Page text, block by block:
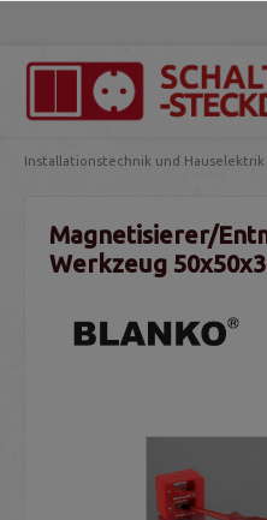
Installationstechnik und Hauselektrik
Magnetisierer/
Werkzeug